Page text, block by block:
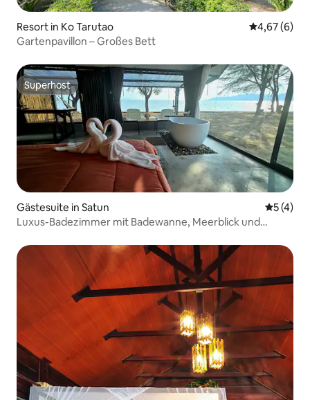
Resort in Ko Tarutao
4,67 (6)
Gartenpavillon – Großes Bett
Superhost
Superhost
Gästesuite in Satun
5 (4)
Luxus-Badezimmer mit Badewanne, Meerblick und